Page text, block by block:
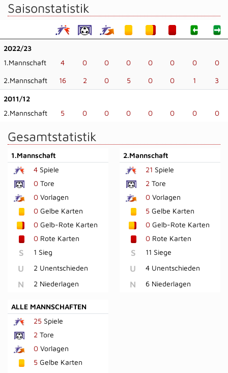
Saisonstatistik
2022/23
1.Mannschaft
4 0 0 0 0 0 0 0
2.Mannschaft 16 2 0 5 0 0 1 3
2011/12
2.Mannschaft
5 0 0 0 0 0 0 0
Gesamtstatistik
1.Mannschaft
4 Spiele
0 Tore
0 Vorlagen
0 Gelbe Karten
0 Gelb-Rote Karten
0 Rote Karten
S 1 Sieg
U 2 Unentschieden
N 2 Niederlagen
2.Mannschaft
21 Spiele
2 Tore
0Vorlagen
5 Gelbe Karten
0Gelb-Rote Karten
0Rote Karten
S 11 Siege
U 4 Unentschieden
N 6 Niederlagen
ALLE MANNSCHAFTEN
25 Spiele
2 Tore
0 Vorlagen
5 Gelbe Karten